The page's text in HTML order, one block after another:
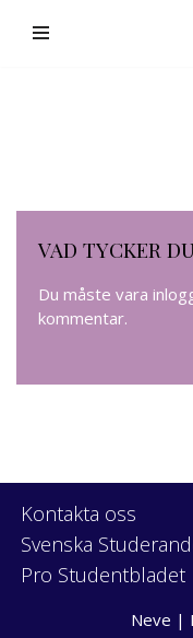
VAD TYCKER
Du måste vara
kommentar.
Kontakta oss
Svenska
Pro Studentbladet
Neve |